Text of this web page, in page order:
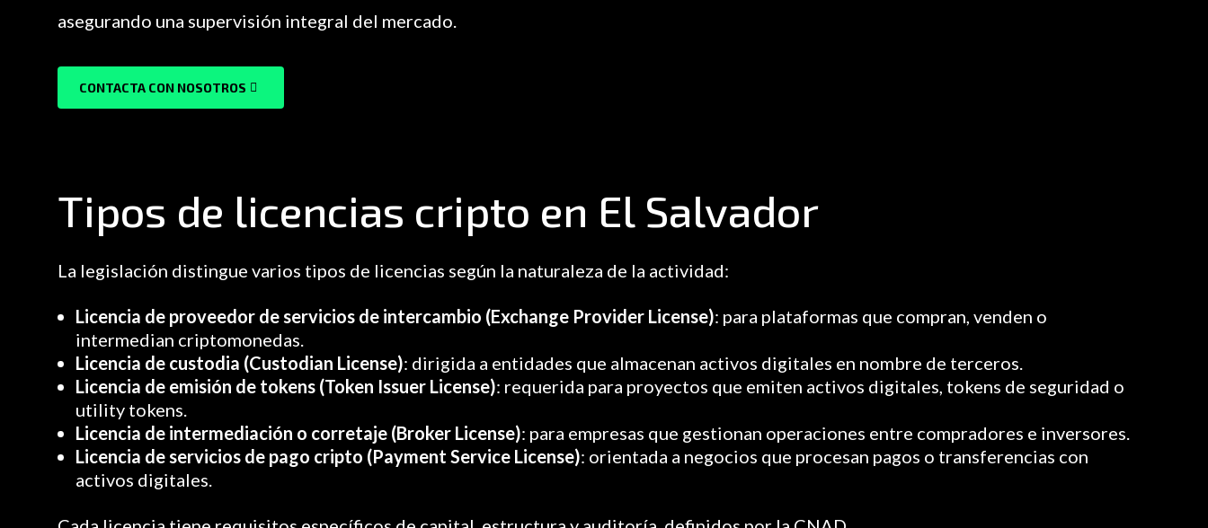
asegurando una supervisión integral del mercado.
CONTACTA CON NOSOTROS
Tipos de licencias cripto en El Salvador
La legislación distingue varios tipos de licencias según la naturaleza de la actividad:
Licencia de proveedor de servicios de intercambio (Exchange Provider License): para plataformas que compran, venden o
intermedian criptomonedas.
Licencia de custodia (Custodian License): dirigida a entidades que almacenan activos digitales en nombre de terceros.
Licencia de emisión de tokens (Token Issuer License): requerida para proyectos que emiten activos digitales, tokens de seguridad o
utility tokens.
Licencia de intermediación o corretaje (Broker License): para empresas que gestionan operaciones entre compradores e inversores.
Licencia de servicios de pago cripto (Payment Service License): orientada a negocios que procesan pagos o transferencias con
activos digitales.